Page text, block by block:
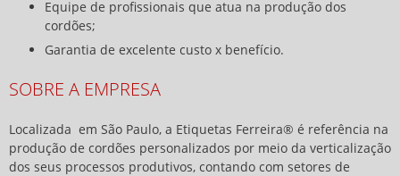
Equipe de profissionais que atua na produção dos
cordões;
Garantia de excelente custo x benefício.
SOBRE A EMPRESA
Localizada em São Paulo, a Etiquetas Ferreira® é referência na
produção de cordões personalizados por meio da verticalização
dos seus processos produtivos, contando com setores de